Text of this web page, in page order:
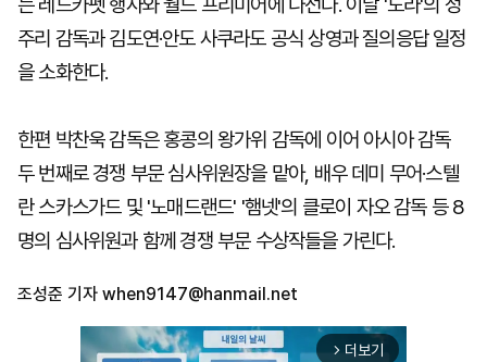
주리 감독과 김도연·안도 사쿠라도 공식 상영과 질의응답 일정
을 소화한다.
한편 박찬욱 감독은 홍콩의 왕가위 감독에 이어 아시아 감독
두 번째로 경쟁 부문 심사위원장을 맡아, 배우 데미 무어·스텔
란 스카스가드 및 '노매드랜드' '햄넷'의 클로이 자오 감독 등 8
명의 심사위원과 함께 경쟁 부문 수상작들을 가린다.
조성준 기자 when9147@hanmail.net
arrow_forward_ios 더보기